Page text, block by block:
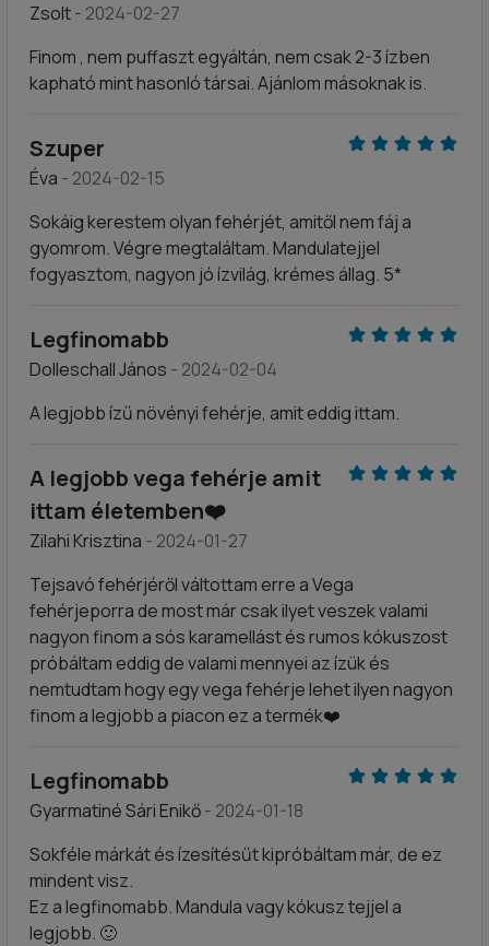
Zsolt- 2024-02-27
Finom , nem puffaszt egyáltán, nem csak 2-3 ízben
kapható mint hasonló társai. Ajánlom másoknak is.
Szuper
Éva - 2024-02-15
Sokáig kerestem olyan fehérjét, amitől nem fáj a
gyomrom. Végre megtaláltam. Mandulatejjel
fogyasztom, nagyon jó ízvilág, krémes állag. 5*
Legfinomabb
Dolleschall János - 2024-02-04
A legjobb ízű növényi fehérje, amit eddig ittam.
A legjobb vega fehérje amit
ittam életemben❤️
Zilahi Krisztina - 2024-01-27
Tejsavó fehérjéről váltottam erre a Vega
fehérjeporra de most már csak ilyet veszek valami
nagyon finom a sós karamellást és rumos kókuszost
próbáltam eddig de valami mennyei az ízük és
nemtudtam hogy egy vega fehérje lehet ilyen nagyon
finom a legjobb a piacon ez a termék❤️
Legfinomabb
Gyarmatiné Sári Enikő- 2024-01-18
Sokféle márkát és ízesítésűt kipróbáltam már, de ez
mindent visz.
Ez a legfinomabb. Mandula vagy kókusz tejjel a
legjobb. 🙂